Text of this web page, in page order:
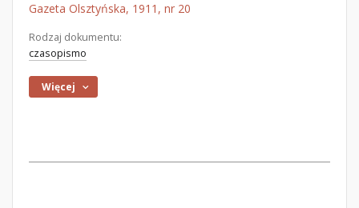
Gazeta Olsztyńska, 1911, nr 20
Rodzaj dokumentu:
czasopismo
Więcej